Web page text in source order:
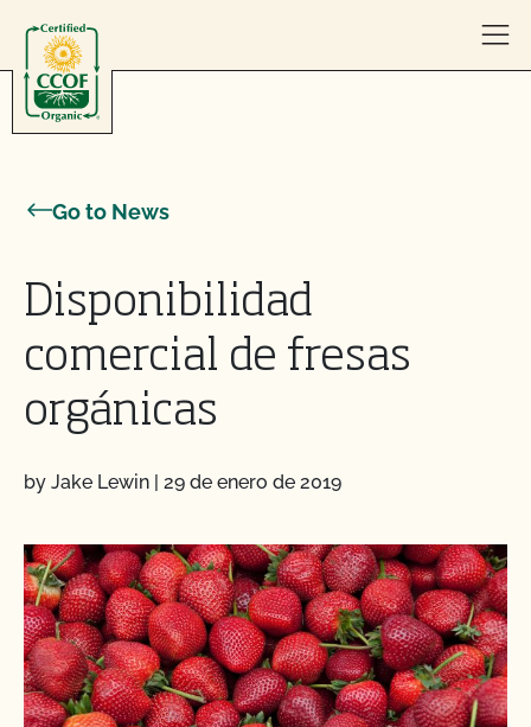
Go to News
Disponibilidad
comercial de fresas
orgánicas
by Jake Lewin | 29 de enero de 2019